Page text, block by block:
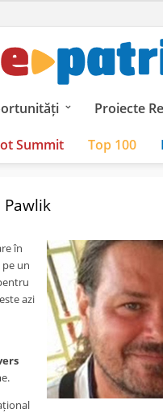
Proiecte
Summit Top 100
în
un
azi